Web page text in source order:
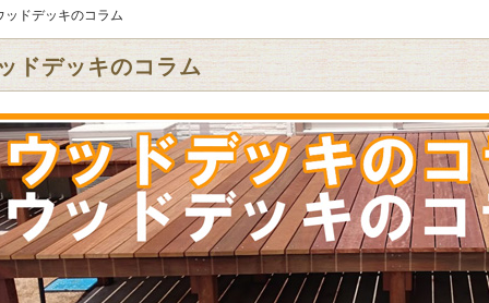
ッドデッキのコラム
ドデッキのコラム